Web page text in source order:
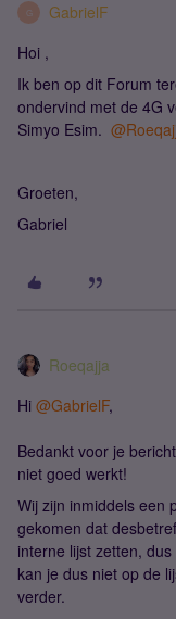
G GabrielF
Hoi ,
Ik ben op dit Forum
ondervind met de 4G
Simyo Esim.
Groeten,
Gabriel
Roeqajja
Hi @GabrielF,
Bedankt voor je
niet goed werkt!
Wij zijn inmiddels een
gekomen dat
interne lijst zetten,
kan je dus niet op de
verder.